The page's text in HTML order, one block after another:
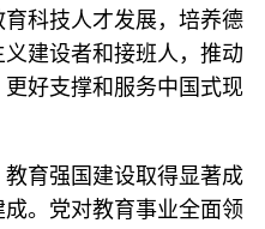
科技人才发展，培养德
建设者和接班人，推动
好支撑和服务中国式现
教育强国建设取得显著成
。党对教育事业全面领